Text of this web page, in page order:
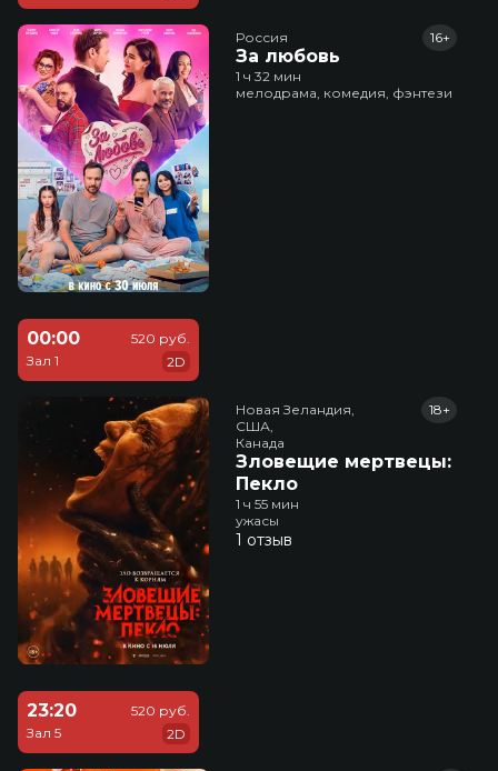
Россия
За любовь
16+
1 ч 32 мин
мелодрама, комедия, фэнтези
00:00
Зал 1
520 руб.
2D
Новая Зеландия,
США,
Канада
Зловещие мертвецы:
Пекло
18+
1 ч 55 мин
ужасы
1 отзыв
23:20
Зал 5
520 руб.
2D